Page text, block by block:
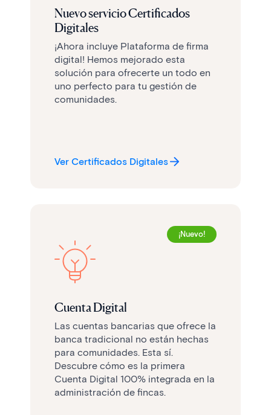
Nuevo servicio Certificados
Digitales
¡Ahora incluye Plataforma de firma
digital! Hemos mejorado esta
solución para ofrecerte un todo en
uno perfecto para tu gestión de
comunidades.
Ver Certificados Digitales
¡Nuevo!
Cuenta Digital
Las cuentas bancarias que ofrece la
banca tradicional no están hechas
para comunidades. Esta sí.
Descubre cómo es la primera
Cuenta Digital 100% integrada en la
administración de fincas.